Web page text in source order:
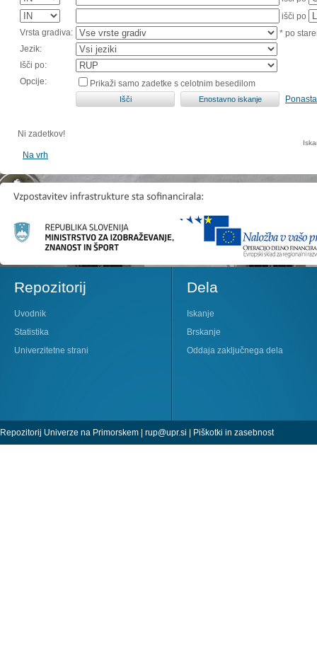
išči po
Vrsta gradiva:
* po
Jezik:
Išči po:
Opcije:
Prikaži samo zadetke s celotnim besedilom
Ni zadetkov!
Na vrh
Repozitorij
Uvodnik
Statistika
Univerzitetne strani
Dela
Iskanje
Brskanje
Oddaja zaključnega dela
Repozitorij Univerze na Primorskem | rup@upr.si | Piškotki in zasebnost